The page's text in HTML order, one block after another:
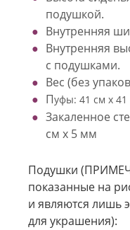
подушкой.
Внутренняя
Внутренняя
с подушками.
Вес (без
Пуфы: 41 см х 41
Закаленное
см х 5 мм
Подушки
показанные на
и являются лишь
для украшения):